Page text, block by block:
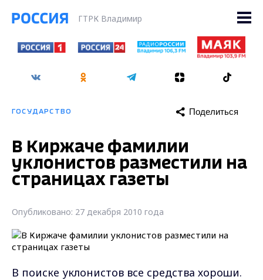
ГТРК Владимир
ГОСУДАРСТВО Поделиться
В Киржаче фамилии
уклонистов разместили на
страницах газеты
Опубликовано: 27 декабря 2010 года
В поиске уклонистов все средства хороши.